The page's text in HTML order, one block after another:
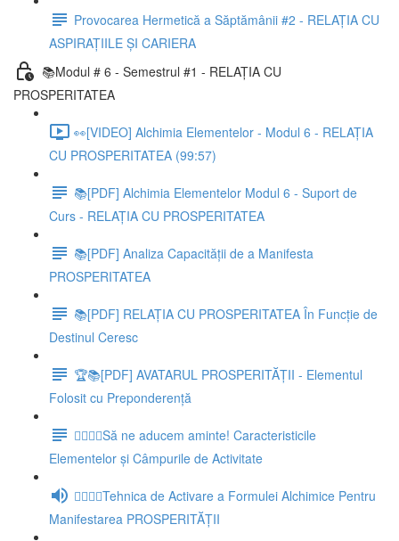
Provocarea Hermetică a Săptămânii #2 - RELAȚIA CU
ASPIRAȚIILE ȘI CARIERA
📚Modul # 6 - Semestrul #1 - RELAȚIA CU
PROSPERITATEA
👀[VIDEO] Alchimia Elementelor - Modul 6 - RELAȚIA
CU PROSPERITATEA (99:57)
📚[PDF] Alchimia Elementelor Modul 6 - Suport de
Curs - RELAȚIA CU PROSPERITATEA
📚[PDF] Analiza Capacității de a Manifesta
PROSPERITATEA
📚[PDF] RELAȚIA CU PROSPERITATEA În Funcție de
Destinul Ceresc
🏆📚[PDF] AVATARUL PROSPERITĂȚII - Elementul
Folosit cu Preponderență
👩‍⚖️👨‍⚖️Să ne aducem aminte! Caracteristicile
Elementelor și Câmpurile de Activitate
🧘‍♂️🧘‍♀️Tehnica de Activare a Formulei Alchimice Pentru
Manifestarea PROSPERITĂȚII